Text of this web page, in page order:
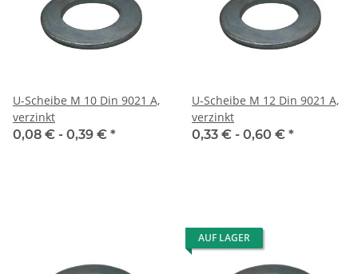
U-Scheibe M 10 Din 9021 A,
verzinkt
0,08 € - 0,39 € *
U-Scheibe M 12 Din 9021 A,
verzinkt
0,33 € - 0,60 € *
AUF LAGER